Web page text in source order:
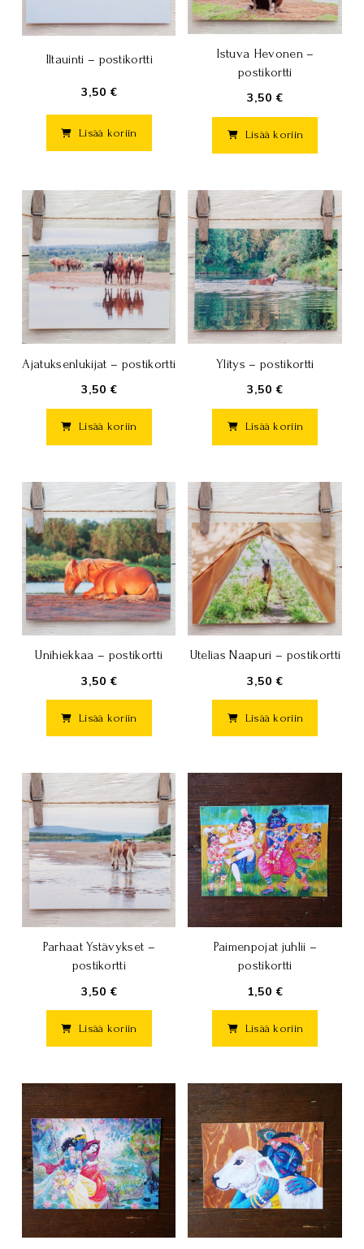
Iltauinti – postikortti
3,50 €
Lisää koriin
Istuva Hevonen –
postikortti
3,50 €
Lisää koriin
Ajatuksenlukijat – postikortti
3,50 €
Lisää koriin
Ylitys – postikortti
3,50 €
Lisää koriin
Unihiekkaa – postikortti
3,50 €
Lisää koriin
Utelias Naapuri – postikortti
3,50 €
Lisää koriin
Parhaat Ystävykset –
postikortti
3,50 €
Lisää koriin
Paimenpojat juhlii –
postikortti
1,50 €
Lisää koriin